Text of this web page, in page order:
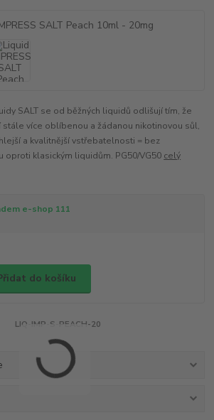
SALT se od běžných liquidů odlišují tím, že
stále více oblíbenou a žádanou nikotinovou sůl,
a kvalitnější vstřebatelnosti = bez
oproti klasickým liquidům. PG50/VG50 celý
e-shop 111
do košíku
LIQ-IMP-S-PEACH-20